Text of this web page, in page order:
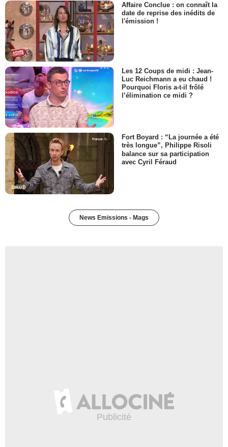
Affaire Conclue : on connaît la
date de reprise des inédits de
l'émission !
Les 12 Coups de midi : Jean-
Luc Reichmann a eu chaud !
Pourquoi Floris a-t-il frôlé
l’élimination ce midi ?
Fort Boyard : “La journée a été
très longue”, Philippe Risoli
balance sur sa participation
avec Cyril Féraud
News Emissions - Mags